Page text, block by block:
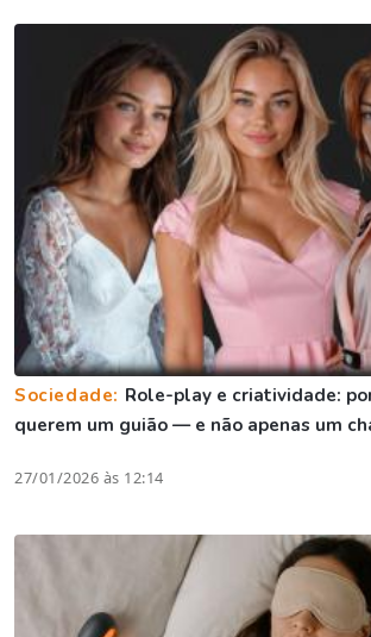
Sociedade: Role-play e criatividade:
querem um guião — e não apenas um
27/01/2026 às 12:14